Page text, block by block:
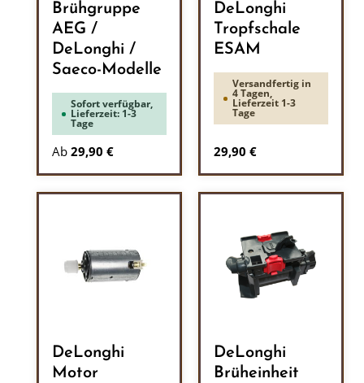
Brühgruppe
AEG /
DeLonghi /
Saeco-Modelle
Sofort verfügbar,
Lieferzeit: 1-3
Tage
Ab 29,90 €
DeLonghi
Tropfschale
ESAM
Versandfertig in
4 Tagen,
Lieferzeit 1-3
Tage
Regulärer Preis:
29,90 €
DeLonghi
Motor
DeLonghi
Brüheinheit